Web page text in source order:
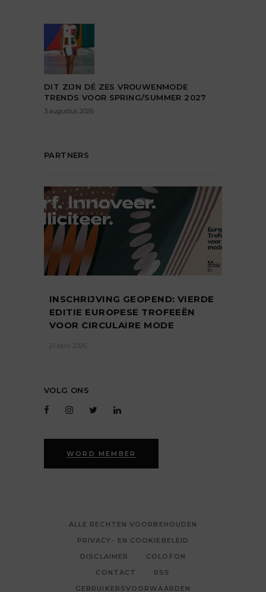
DIT ZIJN DÉ ZES VROUWENMODE
TRENDS VOOR SPRING/SUMMER 2027
3 augustus 2026
PARTNERS
INSCHRIJVING GEOPEND: VIERDE
EDITIE EUROPESE TROFEEËN
VOOR CIRCULAIRE MODE
21 april 2026
VOLG ONS
WORD MEMBER
ALLE RECHTEN VOORBEHOUDEN
PRIVACY- EN COOKIEBELEID
DISCLAIMER
COLOFON
CONTACT
RSS
GEBRUIKERSVOORWAARDEN